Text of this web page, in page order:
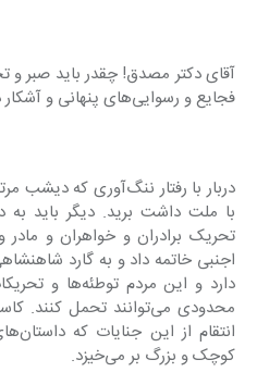
آقای دکتر مصدق! چقدر باید صبر و
فجایع و رسوایی‌های پنهانی و آشکار دربار بود.
دربار با رفتار
با ملت داشت برید. دیگر باید به
تحریک برادران و خواهران و
اجنبی خاتمه داد و به گارد
دارد و این مردم
محدودی می‌توانند تحمل
کوچک و بزرگ بر می‌خیزد.